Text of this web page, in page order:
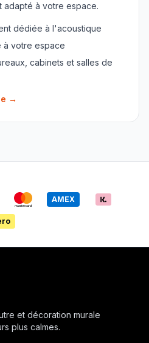
adapté à votre espace.
dédiée à l'acoustique
à votre espace
cabinets et salles de
→
AMEX
et décoration murale
plus calmes.